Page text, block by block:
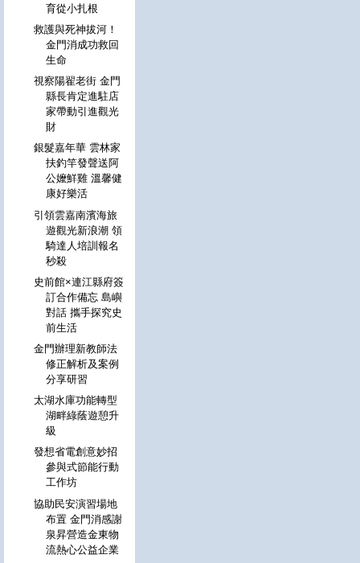
育從小扎根
救護與死神拔河！
金門消成功救回
生命
視察陽翟老街 金門
縣長肯定進駐店
家帶動引進觀光
財
銀髮嘉年華 雲林家
扶釣竿發聲送阿
公嬤鮮雞 溫馨健
康好樂活
引領雲嘉南濱海旅
遊觀光新浪潮 領
騎達人培訓報名
秒殺
史前館×連江縣府簽
訂合作備忘 島嶼
對話 攜手探究史
前生活
金門辦理新教師法
修正解析及案例
分享研習
太湖水庫功能轉型
湖畔綠蔭遊憩升
級
發想省電創意妙招
參與式節能行動
工作坊
協助民安演習場地
布置 金門消感謝
泉昇營造金東物
流熱心公益企業